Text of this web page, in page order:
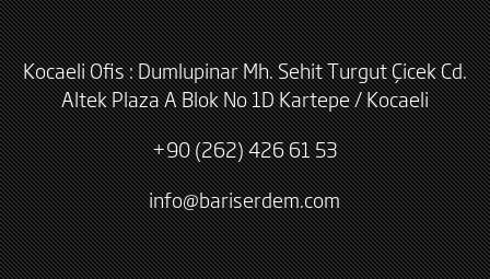
Kocaeli Ofis : Dumlupinar Mh. Sehit Turgut Çicek Cd.
Altek Plaza A Blok No 1D Kartepe / Kocaeli
+90 (262) 426 61 53
info@bariserdem.com